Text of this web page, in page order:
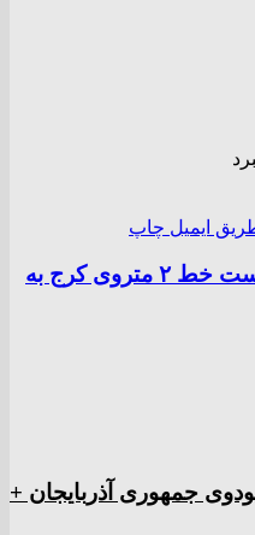
ایمیل چاپ
گزارش تصویری افتتاح فاز نخست خط ۲ متروی کرج به
جمهوری آذربایجان +